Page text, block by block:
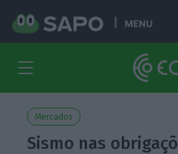
MENU
Mercados
Sismo nas